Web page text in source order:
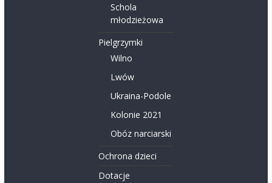
Schola
młodzieżowa
Pielgrzymki
Wilno
Lwów
Ukraina-Podole
Kolonie 2021
Obóz narciarski
Ochrona dzieci
Dotacje